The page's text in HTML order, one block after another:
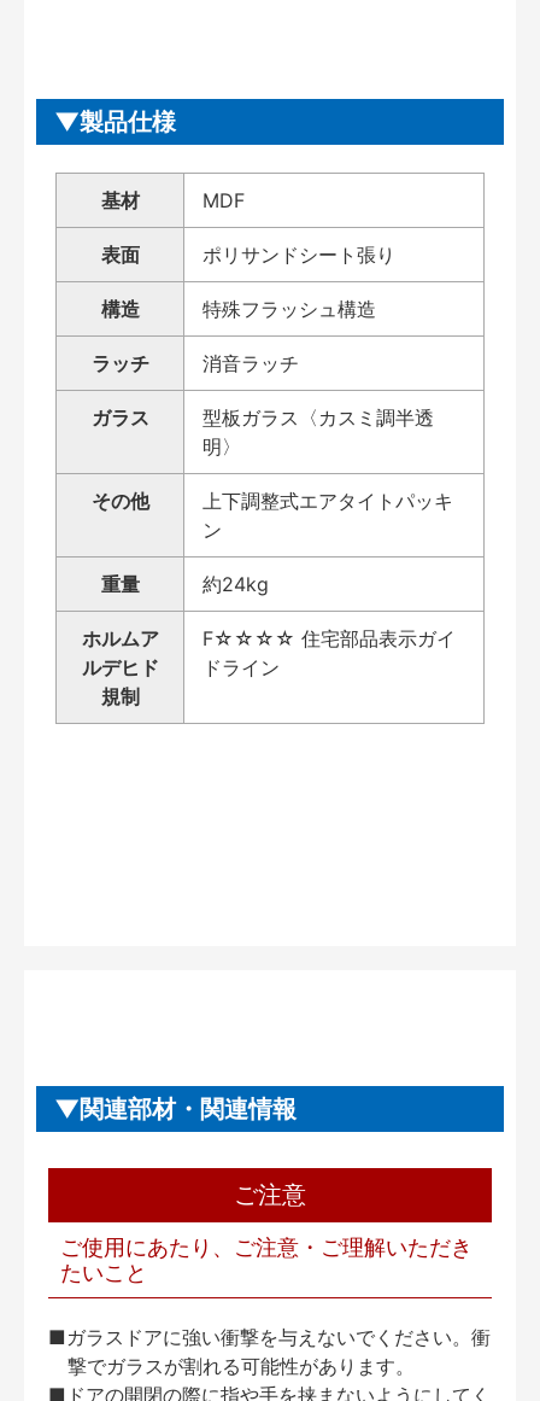
製品仕様
基材 MDF
表面 ポリサンドシート張り
構造 特殊フラッシュ構造
ラッチ 消音ラッチ
ガラス
型板ガラス〈カスミ調半透
明〉
その他
上下調整式エアタイトパッキ
ン
重量 約24kg
ホルムア
ルデヒド
規制
F☆☆☆☆ 住宅部品表示ガイ
ドライン
関連部材・関連情報
ご注意
ご使用にあたり、ご注意・ご理解いただき
たいこと
■ガラスドアに強い衝撃を与えないでください。衝
撃でガラスが割れる可能性があります。
■ドアの開閉の際に指や手を挟まないようにしてく